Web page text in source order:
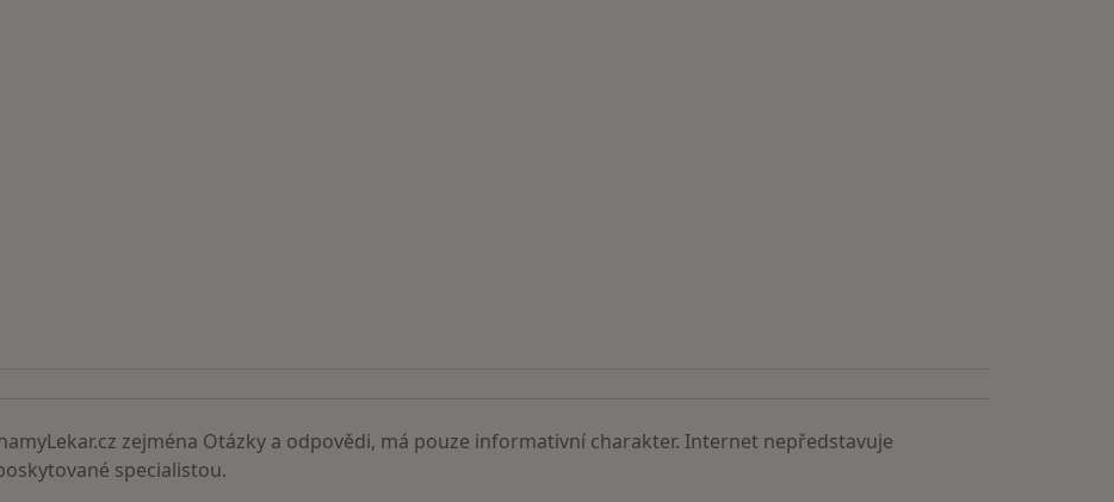
zejména Otázky a odpovědi, má pouze informativní charakter. Internet nepředstavuje
specialistou.